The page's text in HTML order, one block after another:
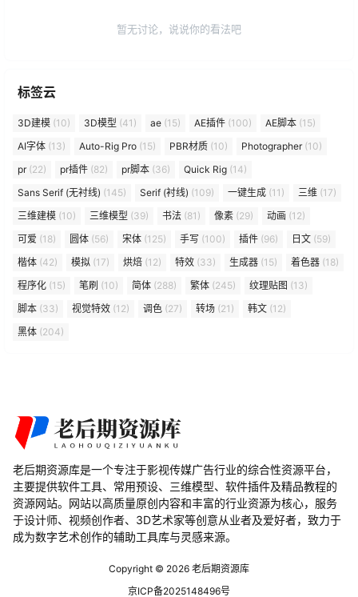
暂无讨论，说说你的看法吧
标签云
3D建模 (10) 3D模型 (41) ae (15) AE插件 (100) AE脚本 (15)
AI字体 (13) Auto-Rig Pro (15) PBR材质 (10) Photographer(10)
pr(22) pr插件 (82) pr脚本 (36) Quick Rig (14)
Sans Serif (无衬线) (145) Serif (衬线) (109) 一键生成 (11) 三维 (17)
三维建模 (10) 三维模型 (39) 书法 (81) 像素 (29) 动画 (12)
可爱 (18) 圆体 (56) 宋体 (125) 手写 (100) 插件 (96) 日文 (59)
楷体 (42) 模拟 (17) 烘焙 (12) 特效 (33) 生成器 (15) 着色器 (18)
程序化 (15) 笔刷 (10) 简体 (288) 繁体 (245) 纹理贴图 (13)
脚本 (33) 视觉特效 (12) 调色 (27) 转场 (21) 韩文 (12)
黑体 (204)
老后期资源库是一个专注于影视传媒广告行业的综合性资源平台，
主要提供软件工具、常用预设、三维模型、软件插件及精品教程的
资源网站。网站以高质量原创内容和丰富的行业资源为核心，服务
于设计师、视频创作者、3D艺术家等创意从业者及爱好者，致力于
成为数字艺术创作的辅助工具库与灵感来源。
Copyright © 2026 老后期资源库
京ICP备2025148496号